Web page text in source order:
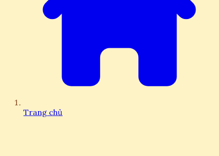
Trang chủ